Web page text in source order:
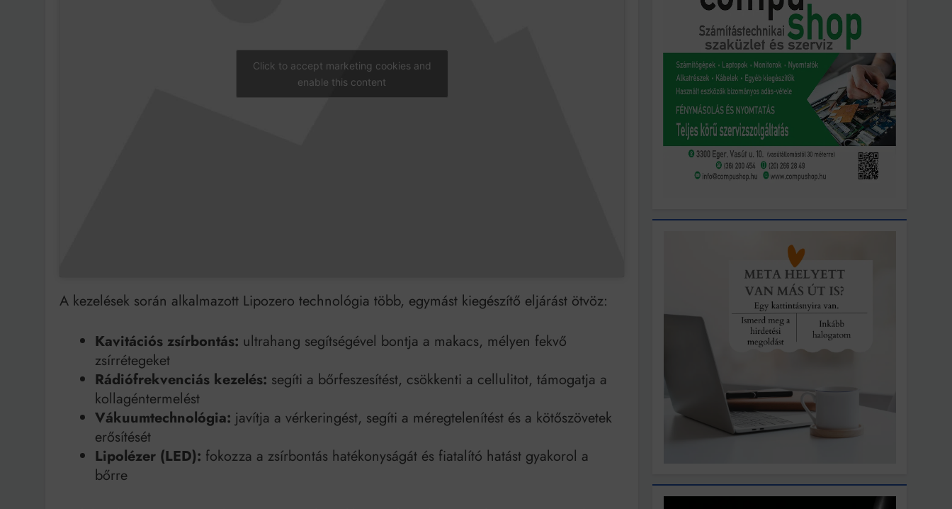
Click to accept marketing cookies and
enable this content
A kezelések során alkalmazott Lipozero technológia több, egymást kiegészítő eljárást ötvöz:
Kavitációs zsírbontás: ultrahang segítségével bontja a makacs, mélyen fekvő
zsírrétegeket
Rádiófrekvenciás kezelés: segíti a bőrfeszesítést, csökkenti a cellulitot, támogatja a
kollagéntermelést
Vákuumtechnológia: javítja a vérkeringést, segíti a méregtelenítést és a kötőszövetek
erősítését
Lipolézer (LED): fokozza a zsírbontás hatékonyságát és fiatalító hatást gyakorol a
bőrre